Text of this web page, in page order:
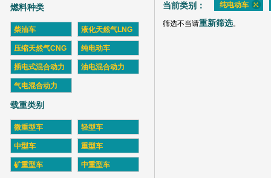
燃料种类
柴油车 液化天然气LNG
压缩天然气CNG 纯电动车
插电式混合动力 油电混合动力
气电混合动力
载重类别
微重型车 轻型车
中型车 重型车
矿重型车 中重型车
当前类别： 纯电动车
筛选不当请重新筛选。